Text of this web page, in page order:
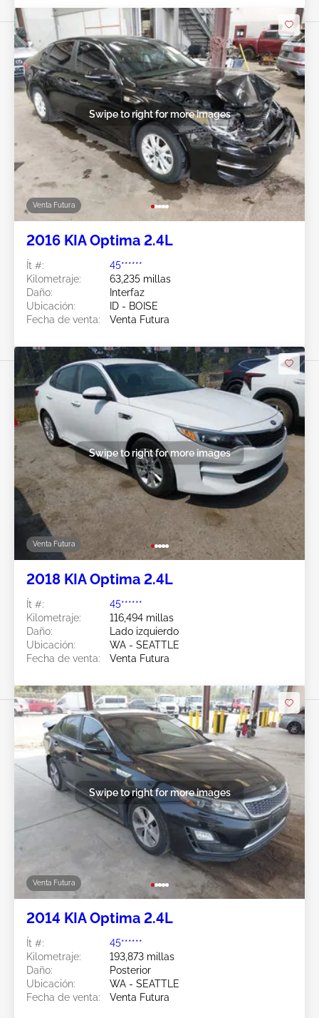
Venta Futura
Swipe to right for more images
2016 KIA Optima 2.4L
Ít #:
45******
Kilometraje:
63,235 millas
Daño:
Interfaz
Ubicación:
ID - BOISE
Fecha de venta:
Venta Futura
Venta Futura
Swipe to right for more images
2018 KIA Optima 2.4L
Ít #:
45******
Kilometraje:
116,494 millas
Daño:
Lado izquierdo
Ubicación:
WA - SEATTLE
Fecha de venta:
Venta Futura
Venta Futura
Swipe to right for more images
2014 KIA Optima 2.4L
Ít #:
45******
Kilometraje:
193,873 millas
Daño:
Posterior
Ubicación:
WA - SEATTLE
Fecha de venta:
Venta Futura